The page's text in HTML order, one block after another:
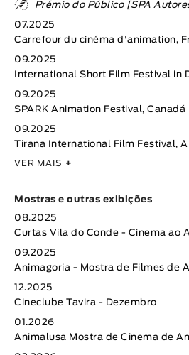
Prémio do Público [SPA
07.2025
Carrefour du cinéma d'animation,
09.2025
International Short Film Festival in
09.2025
SPARK Animation Festival, Canadá
09.2025
Tirana International Film Festival,
VER MAIS +
Mostras e outras exibições
08.2025
Curtas Vila do Conde - Cinema ao
09.2025
Animagoria - Mostra de Filmes de
12.2025
Cineclube Tavira - Dezembro
01.2026
Animalusa Mostra de Cinema de